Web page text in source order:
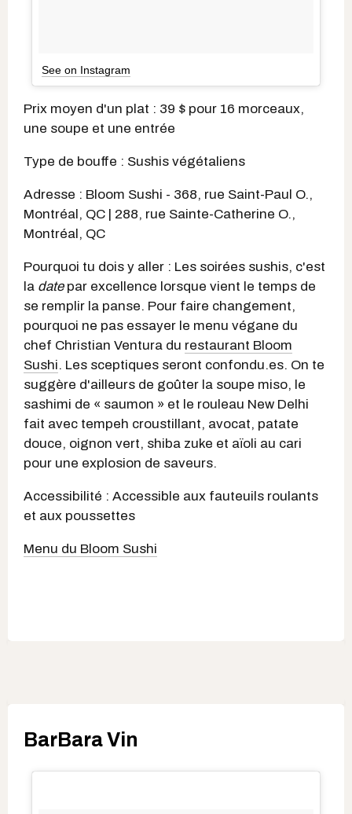
See on Instagram
Prix moyen d'un plat : 39 $ pour 16 morceaux,
une soupe et une entrée
Type de bouffe : Sushis végétaliens
Adresse : Bloom Sushi - 368, rue Saint-Paul O.,
Montréal, QC | 288, rue Sainte-Catherine O.,
Montréal, QC
Pourquoi tu dois y aller : Les soirées sushis, c'est
la datepar excellence lorsque vient le temps de
se remplir la panse. Pour faire changement,
pourquoi ne pas essayer le menu végane du
chef Christian Ventura du restaurant Bloom
Sushi. Les sceptiques seront confondu.es. On te
suggère d'ailleurs de goûter la soupe miso, le
sashimi de « saumon » et le rouleau New Delhi
fait avec tempeh croustillant, avocat, patate
douce, oignon vert, shiba zuke et aïoli au cari
pour une explosion de saveurs.
Accessibilité : Accessible aux fauteuils roulants
et aux poussettes
Menu du Bloom Sushi
BarBara Vin